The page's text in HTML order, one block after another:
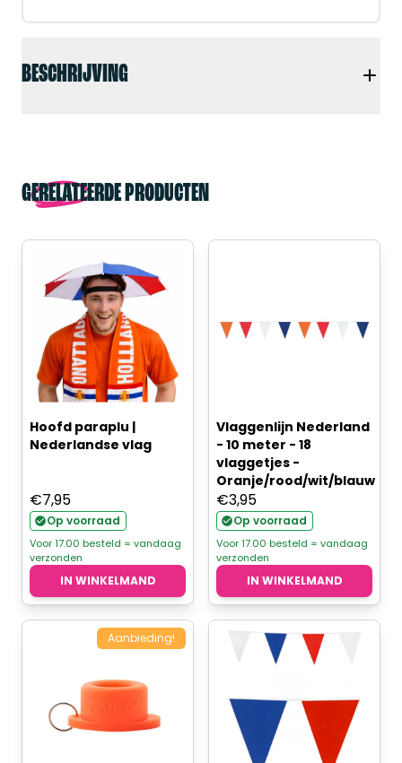
BESCHRIJVING
GERELATEERDE PRODUCTEN
Hoofd paraplu |
Nederlandse vlag
€7,95
Op voorraad
Voor 17.00 besteld = vandaag
verzonden
IN WINKELMAND
Vlaggenlijn Nederland
- 10 meter - 18
vlaggetjes -
Oranje/rood/wit/blauw
€3,95
Op voorraad
Voor 17.00 besteld = vandaag
verzonden
IN WINKELMAND
Aanbieding!